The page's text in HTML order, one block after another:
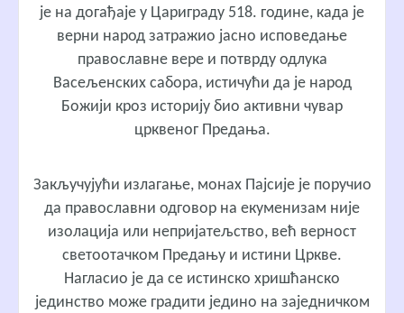
је на догађаје у Цариграду 518. године, када је
верни народ затражио јасно исповедање
православне вере и потврду одлука
Васељенских сабора, истичући да је народ
Божији кроз историју био активни чувар
црквеног Предања.
Закључујући излагање, монах Пајсије је поручио
да православни одговор на екуменизам није
изолација или непријатељство, већ верност
светоотачком Предању и истини Цркве.
Нагласио је да се истинско хришћанско
јединство може градити једино на заједничком